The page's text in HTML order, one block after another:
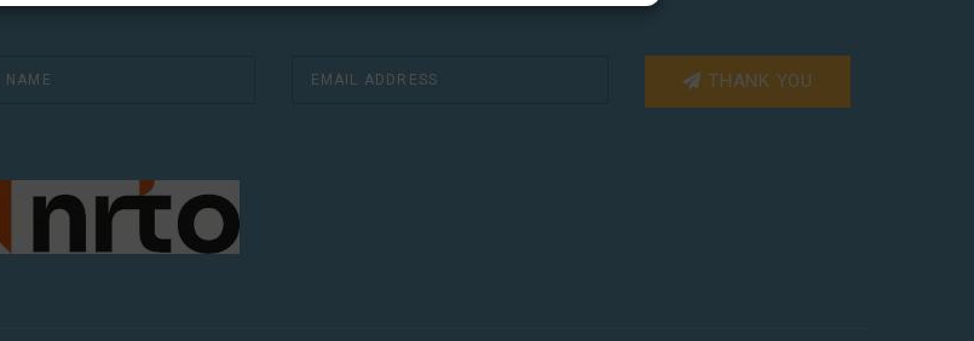
THANK YOU